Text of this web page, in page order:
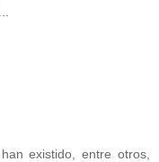
existido, entre otros,